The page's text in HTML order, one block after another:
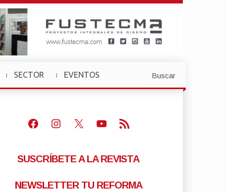
SECTOR
»
EVENTOS
»
Buscar
Facebook
Instagram
X Youtube
Feed RSS
SUSCRÍBETE A LA REVISTA
NEWSLETTER TU REFORMA